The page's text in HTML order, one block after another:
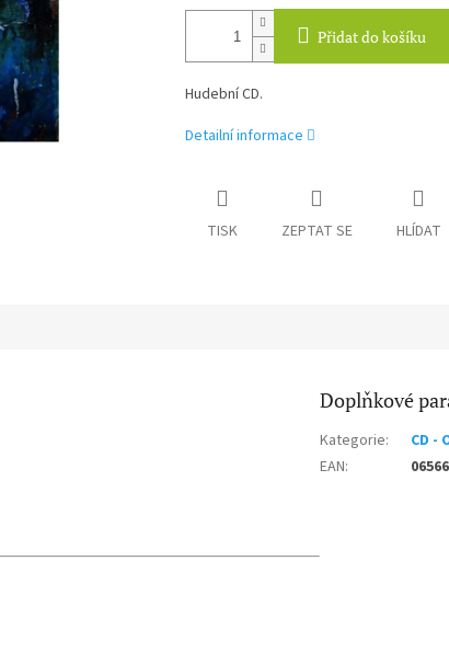
Přidat do košíku
Hudební CD.
Detailní informace
TISK ZEPTAT SE HLÍDAT
Doplňkové
Kategorie:
CD -
EAN: